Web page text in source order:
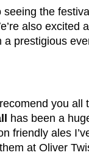
seeing the
also excited
prestigious
you all
has been a
friendly ales
at Oliver